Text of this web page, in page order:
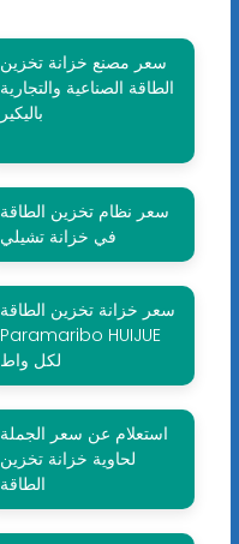
سعر مصنع خزانة تخزين
الطاقة الصناعية والتجارية
باليكير
سعر نظام تخزين الطاقة
في خزانة تشيلي
سعر خزانة تخزين الطاقة
Paramaribo HUIJUE
لكل واط
استعلام عن سعر الجملة
لحاوية خزانة تخزين
الطاقة